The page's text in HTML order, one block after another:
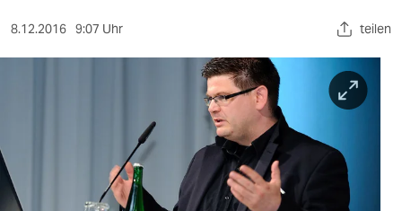
kultur
sport
wahrheit
8.12.2016 9:07 Uhr teilen